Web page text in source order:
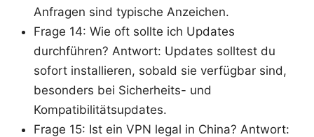
Anfragen sind typische Anzeichen.
Frage 14: Wie oft sollte ich Updates
durchführen? Antwort: Updates solltest du
sofort installieren, sobald sie verfügbar sind,
besonders bei Sicherheits- und
Kompatibilitätsupdates.
Frage 15: Ist ein VPN legal in China? Antwort: